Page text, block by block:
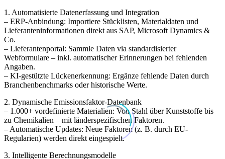
1. Automatisierte Datenerfassung und Integration
– ERP-Anbindung: Importiere Stücklisten, Materialdaten und
Lieferanteninformationen direkt aus SAP, Microsoft Dynamics &
Co.
– Lieferantenportal: Sammle Daten via standardisierter
Webformulare – inkl. automatischer Erinnerungen bei fehlenden
Angaben.
– KI-gestützte Lückenerkennung: Ergänze fehlende Daten durch
Branchenbenchmarks oder historische Werte.
2. Dynamische Emissionsfaktor-Datenbank
– 1.000+ vordefinierte Materialien: Von Stahl über Kunststoffe bis
zu Chemikalien – mit länderspezifischen Faktoren.
– Automatische Updates: Neue Faktoren (z. B. durch EU-
Regularien) werden direkt eingespielt.
3. Intelligente Berechnungsmodelle